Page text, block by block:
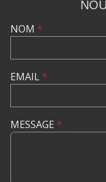
NOM *
EMAIL*
MESSAGE *